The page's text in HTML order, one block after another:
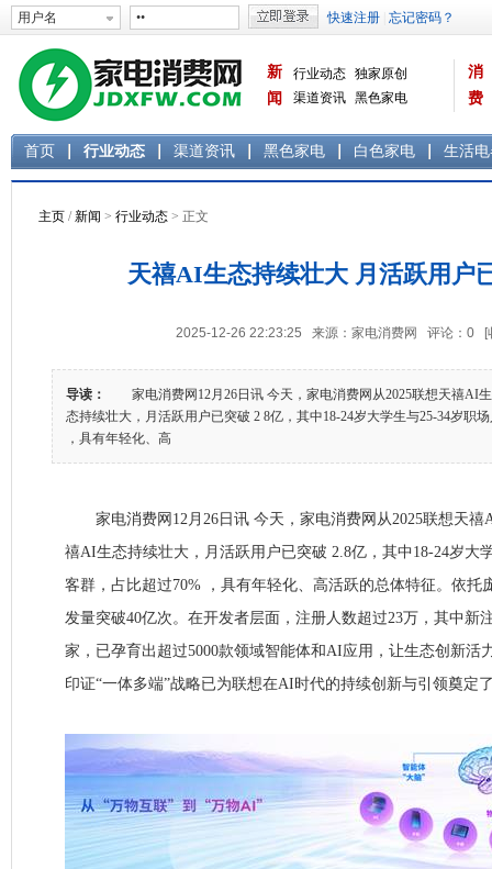
新
闻
行业动态 独家原创
渠道资讯 黑色家电
消
费
首页 行业动态 渠道资讯 黑色家电 白色家电 生活
主页 /新闻 > 行业动态 > 正文
天禧AI生态持续壮大 月活跃用户
2025-12-26 22:23:25 来源：家电消费网 评论： 0 [
导读：
家电消费网12月26日讯 今天，家电消费网从2025联想天禧AI
态持续壮大，月活跃用户已突破 2 8亿，其中18-24岁大学生与25-34岁职
，具有年轻化、高
家电消费网12月26日讯 今天，家电消费网从2025联想天禧
禧AI生态持续壮大，月活跃用户已突破 2.8亿，其中18-24岁大
客群，占比超过70% ，具有年轻化、高活跃的总体特征。依托
发量突破40亿次。在开发者层面，注册人数超过23万，其中新
家，已孕育出超过5000款领域智能体和AI应用，让生态创新活
印证“一体多端”战略已为联想在AI时代的持续创新与引领奠定